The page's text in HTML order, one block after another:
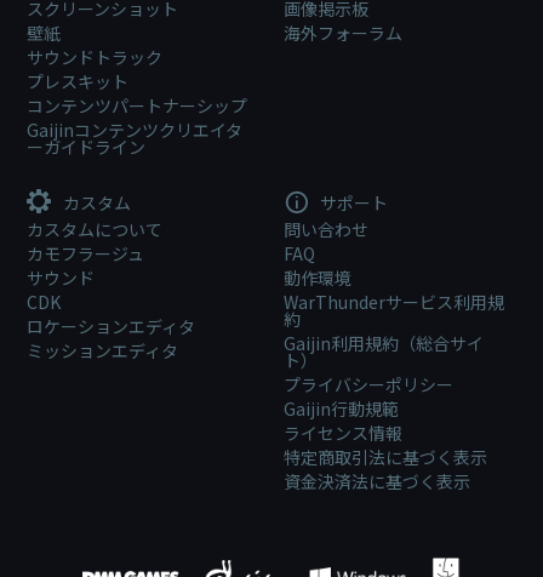
スクリーンショット
壁紙
サウンドトラック
プレスキット
コンテンツパートナーシップ
Gaijinコンテンツクリエイタ
ーガイドライン
画像掲示板
海外フォーラム
カスタム
カスタムについて
カモフラージュ
サウンド
CDK
ロケーションエディタ
ミッションエディタ
サポート
問い合わせ
FAQ
動作環境
WarThunderサービス利用規
約
Gaijin利用規約（総合サイ
ト）
プライバシーポリシー
Gaijin行動規範
ライセンス情報
特定商取引法に基づく表示
資金決済法に基づく表示